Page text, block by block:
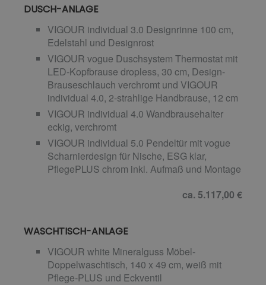
DUSCH-ANLAGE
VIGOUR individual 3.0 Designrinne 100 cm,
Edelstahl und Designrost
VIGOUR vogue Duschsystem Thermostat mit
LED-Kopfbrause dropless, 30 cm, Design-
Brauseschlauch verchromt und VIGOUR
individual 4.0, 2-strahlige Handbrause, 12 cm
VIGOUR individual 4.0 Wandbrausehalter
eckig, verchromt
VIGOUR individual 5.0 Pendeltür mit vogue
Scharnierdesign für Nische, ESG klar,
PflegePLUS chrom inkl. Aufmaß und Montage
ca. 5.117,00 €
WASCHTISCH-ANLAGE
VIGOUR white Mineralguss Möbel-
Doppelwaschtisch, 140 x 49 cm, weiß mit
Pflege-PLUS und Eckventil